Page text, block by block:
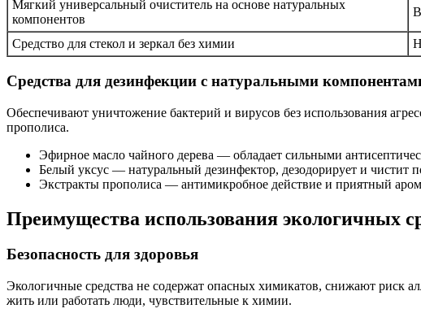
Мягкий универсальный очиститель на основе натуральных
компонентов
Средство для стекол и зеркал без химии
Средства для дезинфекции с натуральными
Обеспечивают уничтожение бактерий и вирусов без использования
прополиса.
Эфирное масло чайного дерева — обладает сильными
Белый уксус — натуральный дезинфектор, дезодорирует и чистит
Экстракты прополиса — антимикробное действие и приятный
Преимущества использования экологичных
Безопасность для здоровья
Экологичные средства не содержат опасных химикатов, снижают риск
жить или работать люди, чувствительные к химии.